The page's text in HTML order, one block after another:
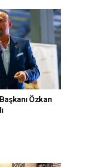
Özkan